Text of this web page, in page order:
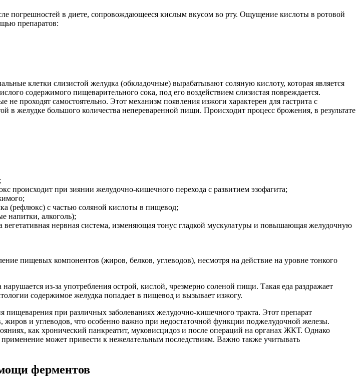
погрешностей в диете, сопровождающееся кислым вкусом во рту. Ощущение кислоты в ротовой
препаратов:
клетки слизистой желудка (обкладочные) вырабатывают соляную кислоту, которая является
содержимого пищеварительного сока, под его воздействием слизистая повреждается.
проходят самостоятельно. Этот механизм появления изжоги характерен для гастрита с
желудке большого количества непереваренной пищи. Происходит процесс брожения, в результате
происходит при зиянии желудочно-кишечного перехода с развитием эзофагита;
(рефлюкс) с частью соляной кислоты в пищевод;
напитки, алкоголь);
вегетативная нервная система, изменяющая тонус гладкой мускулатуры и повышающая желудочную
пищевых компонентов (жиров, белков, углеводов), несмотря на действие на уровне тонкого
из-за употребления острой, кислой, чрезмерно соленой пищи. Такая еда раздражает
содержимое желудка попадает в пищевод и вызывает изжогу.
при различных заболеваниях желудочно-кишечного тракта. Этот препарат
и углеводов, что особенно важно при недостаточной функции поджелудочной железы.
как хронический панкреатит, муковисцидоз и после операций на органах ЖКТ. Однако
может привести к нежелательным последствиям. Важно также учитывать
ферментов